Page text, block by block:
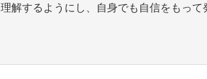
解するようにし、自身でも自信をもって